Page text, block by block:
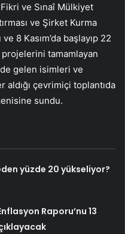
ve Sınaî Mülkiyet
ve Şirket Kurma
8 Kasım’da başlayıp 22
projelerini tamamlayan
gelen isimleri ve
çevrimiçi toplantıda
sundu.
yüzde 20 yükseliyor?
Raporu’nu 13